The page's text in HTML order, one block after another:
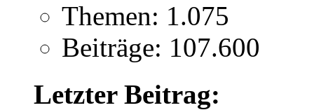
Themen: 1.075
Beiträge: 107.600
Letzter Beitrag: